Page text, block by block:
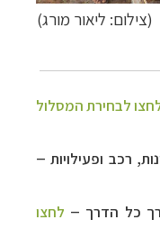
(צילום: ליאור מורג)